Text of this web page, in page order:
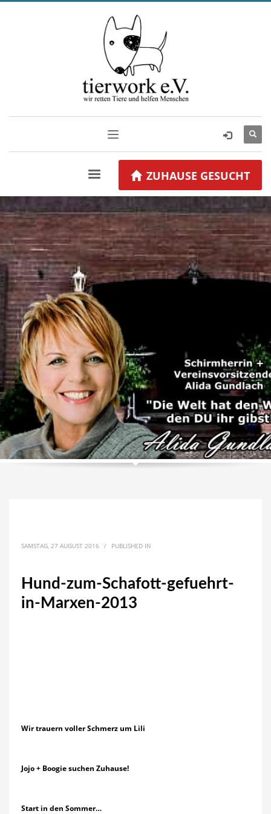
ZUHAUSE GESUCHT
SAMSTAG, 27 AUGUST 2016 / PUBLISHED IN
Hund-zum-Schafott-gefuehrt-
in-Marxen-2013
Wir trauern voller Schmerz um Lili
Jojo + Boogie suchen Zuhause!
Start in den Sommer…